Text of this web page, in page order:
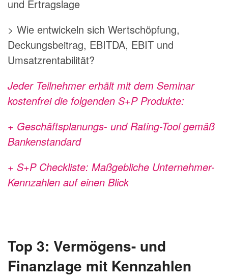
und Ertragslage
> Wie entwickeln sich Wertschöpfung,
Deckungsbeitrag, EBITDA, EBIT und
Umsatzrentabilität?
Jeder Teilnehmer erhält mit dem Seminar
kostenfrei die folgenden S+P Produkte:
+ Geschäftsplanungs- und Rating-Toolgemäß
Bankenstandard
+ S+P Checkliste: Maßgebliche Unternehmer-
Kennzahlen auf einen Blick
Top 3: Vermögens- und
Finanzlage mit Kennzahlen